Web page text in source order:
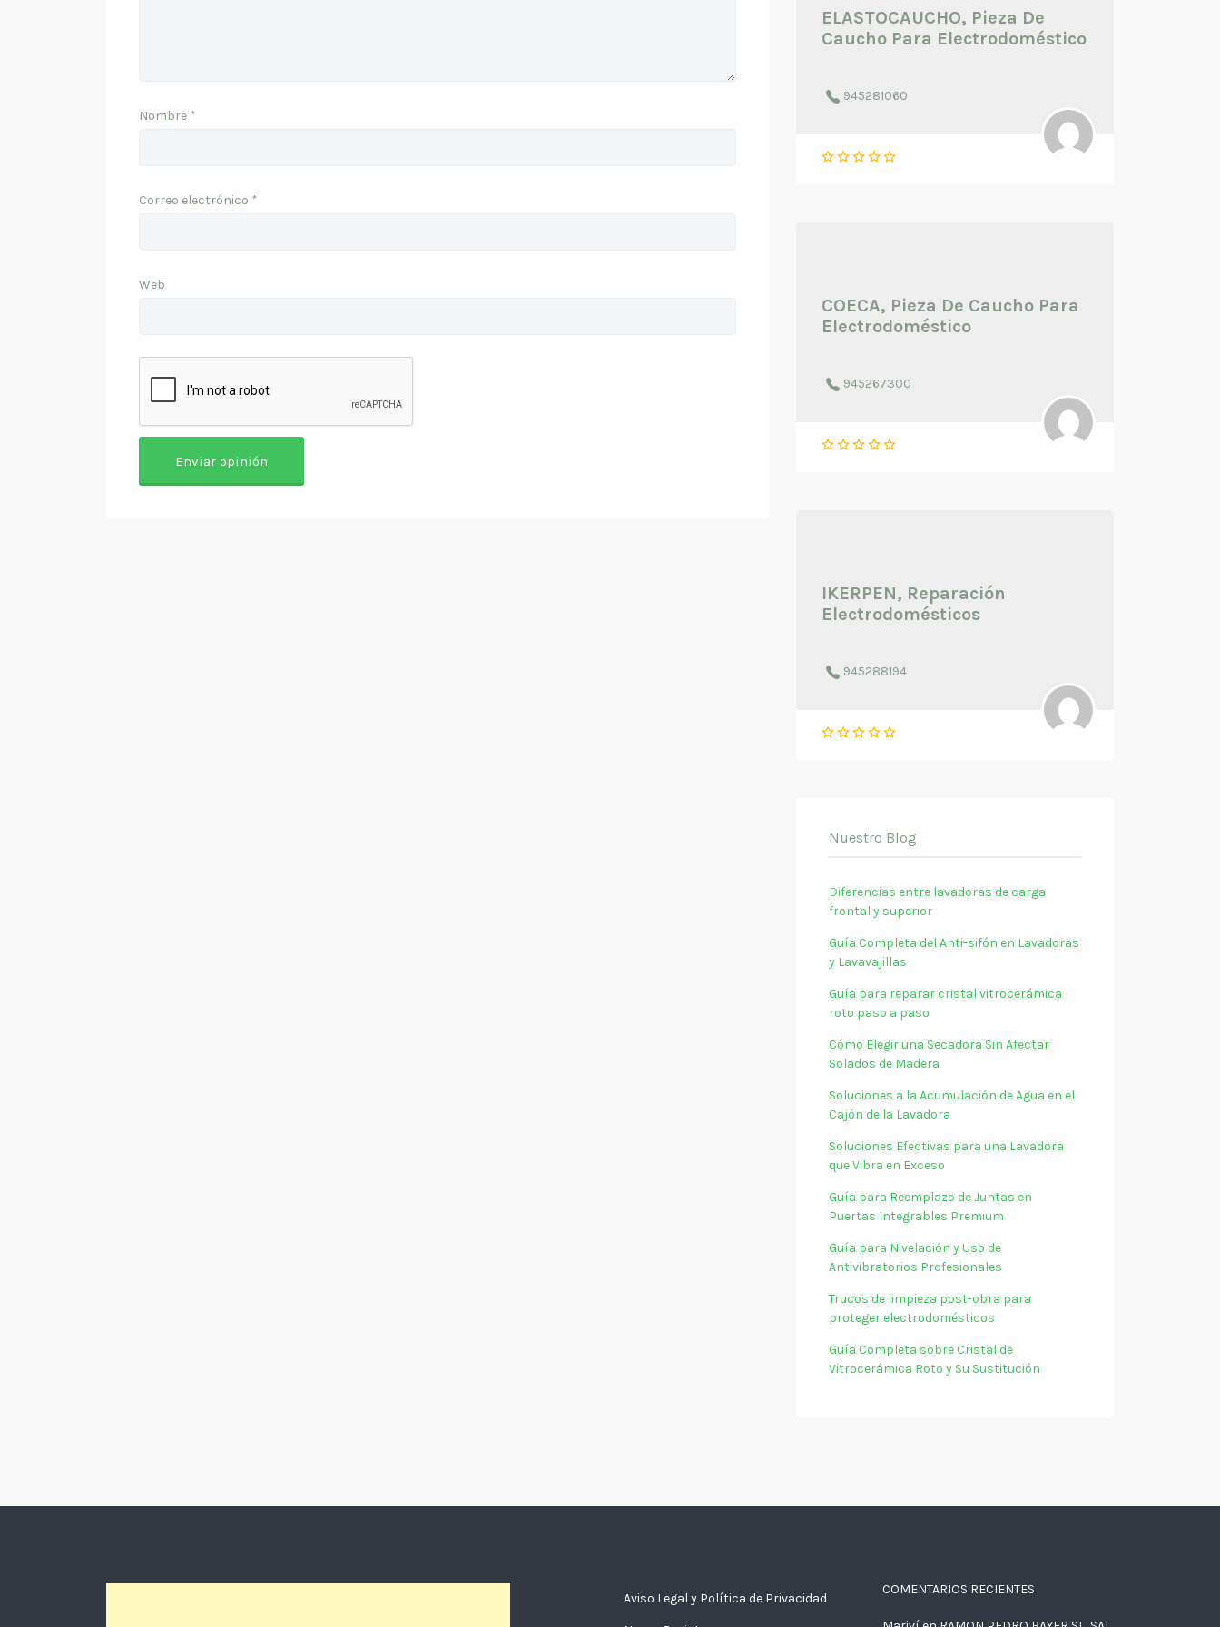
Nombre *
Correo electrónico *
Web
ELASTOCAUCHO, Pieza De
Caucho Para Electrodoméstico
945281060
COECA, Pieza De Caucho Para
Electrodoméstico
945267300
IKERPEN, Reparación
Electrodomésticos
945288194
Nuestro Blog
Diferencias entre lavadoras de carga
frontal y superior
Guía Completa del Anti-sifón en Lavadoras
y Lavavajillas
Guía para reparar cristal vitrocerámica
roto paso a paso
Cómo Elegir una Secadora Sin Afectar
Solados de Madera
Soluciones a la Acumulación de Agua en el
Cajón de la Lavadora
Soluciones Efectivas para una Lavadora
que Vibra en Exceso
Guía para Reemplazo de Juntas en
Puertas Integrables Premium
Guía para Nivelación y Uso de
Antivibratorios Profesionales
Trucos de limpieza post-obra para
proteger electrodomésticos
Guía Completa sobre Cristal de
Vitrocerámica Roto y Su Sustitución
Aviso Legal y Política de Privacidad
COMENTARIOS RECIENTES